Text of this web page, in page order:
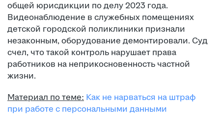
общей юрисдикции по делу 2023 года.
Видеонаблюдение в служебных помещениях
детской городской поликлиники признали
незаконным, оборудование демонтировали. Суд
счел, что такой контроль нарушает права
работников на неприкосновенность частной
жизни.
Материал по теме: Как не нарваться на штраф
при работе с персональными данными